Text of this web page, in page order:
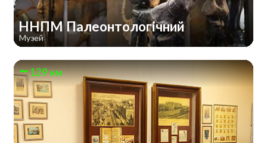
ННПМ Палеонтологічний
Музей
129 км